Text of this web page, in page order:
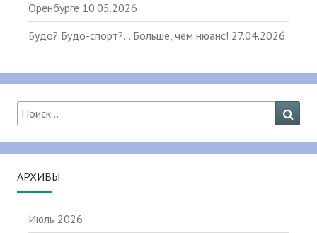
Оренбурге 10.05.2026
Будо? Будо-спорт?… Больше, чем нюанс! 27.04.2026
Найти:
АРХИВЫ
Июль 2026